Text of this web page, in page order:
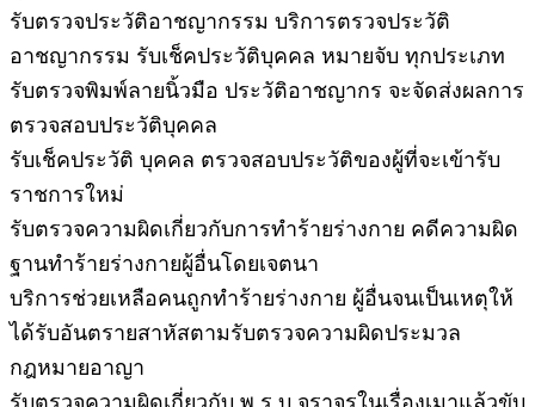
รับตรวจประวัติอาชญากรรม บริการตรวจประวัติ
อาชญากรรม รับเช็คประวัติบุคคล หมายจับ ทุกประเภท
รับตรวจพิมพ์ลายนิ้วมือ ประวัติอาชญากร จะจัดส่งผลการ
ตรวจสอบประวัติบุคคล
รับเช็คประวัติ บุคคล ตรวจสอบประวัติของผู้ที่จะเข้ารับ
ราชการใหม่
รับตรวจความผิดเกี่ยวกับการทำร้ายร่างกาย คดีความผิด
ฐานทำร้ายร่างกายผู้อื่นโดยเจตนา
บริการช่วยเหลือคนถูกทำร้ายร่างกาย ผู้อื่นจนเป็นเหตุให้
ได้รับอันตรายสาหัสตามรับตรวจความผิดประมวล
กฎหมายอาญา
รับตรวจความผิดเกี่ยวกับ พ.ร.บ.จราจรในเรื่องเมาแล้วขับ